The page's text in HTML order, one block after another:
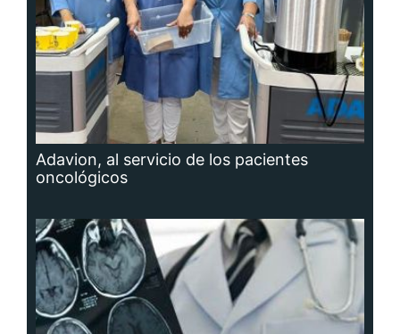
Adavion, al servicio de los pacientes
oncológicos